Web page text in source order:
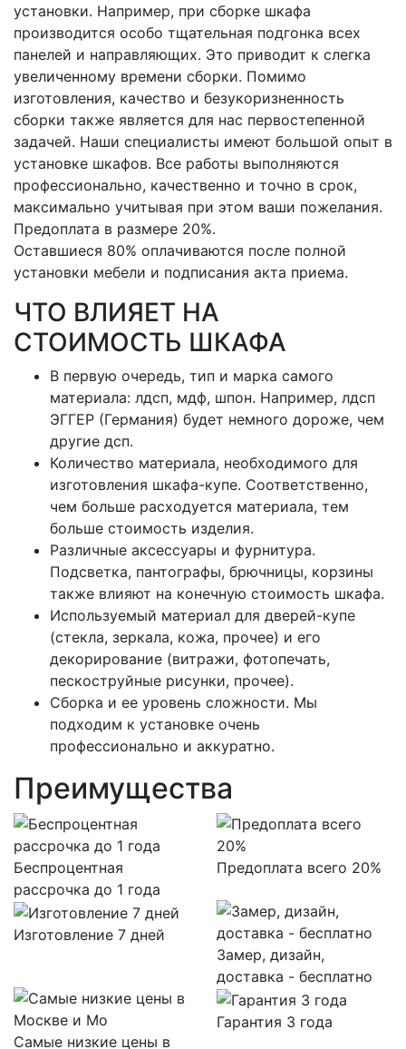
установки. Например, при сборке шкафа
производится особо тщательная подгонка всех
панелей и направляющих. Это приводит к слегка
увеличенному времени сборки. Помимо
изготовления, качество и безукоризненность
сборки также является для нас первостепенной
задачей. Наши специалисты имеют большой опыт в
установке шкафов. Все работы выполняются
профессионально, качественно и точно в срок,
максимально учитывая при этом ваши пожелания.
Предоплата в размере 20%.
Оставшиеся 80% оплачиваются после полной
установки мебели и подписания акта приема.
ЧТО ВЛИЯЕТ НА
СТОИМОСТЬ ШКАФА
В первую очередь, тип и марка самого
материала: лдсп, мдф, шпон. Например, лдсп
ЭГГЕР (Германия) будет немного дороже, чем
другие дсп.
Количество материала, необходимого для
изготовления шкафа-купе. Соответственно,
чем больше расходуется материала, тем
больше стоимость изделия.
Различные аксессуары и фурнитура.
Подсветка, пантографы, брючницы, корзины
также влияют на конечную стоимость шкафа.
Используемый материал для дверей-купе
(стекла, зеркала, кожа, прочее) и его
декорирование (витражи, фотопечать,
пескоструйные рисунки, прочее).
Сборка и ее уровень сложности. Мы
подходим к установке очень
профессионально и аккуратно.
Преимущества
Беспроцентная
рассрочка до 1 года
Предоплата всего 20%
Изготовление 7 дней
Замер, дизайн,
доставка - бесплатно
Самые низкие цены в
Гарантия 3 года